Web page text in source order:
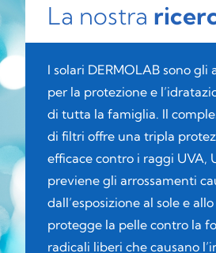
La nostra
I solari DERMOLAB sono
per la protezione e
di tutta la famiglia. Il
di filtri offre una tripla
efficace contro i raggi UVA,
previene gli arrossamenti
dall’esposizione al sole e
protegge la pelle contro la
radicali liberi che causano